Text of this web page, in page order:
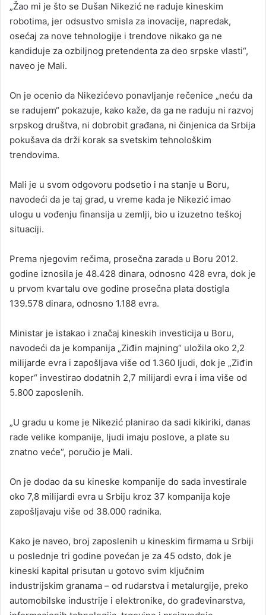
„Žao mi je što se Dušan Nikezić ne raduje kineskim
robotima, jer odsustvo smisla za inovacije, napredak,
osećaj za nove tehnologije i trendove nikako ga ne
kandiduje za ozbiljnog pretendenta za deo srpske vlasti“,
naveo je Mali.
On je ocenio da Nikezićevo ponavljanje rečenice „neću da
se radujem“ pokazuje, kako kaže, da ga ne raduju ni razvoj
srpskog društva, ni dobrobit građana, ni činjenica da Srbija
pokušava da drži korak sa svetskim tehnološkim
trendovima.
Mali je u svom odgovoru podsetio i na stanje u Boru,
navodeći da je taj grad, u vreme kada je Nikezić imao
ulogu u vođenju finansija u zemlji, bio u izuzetno teškoj
situaciji.
Prema njegovim rečima, prosečna zarada u Boru 2012.
godine iznosila je 48.428 dinara, odnosno 428 evra, dok je
u prvom kvartalu ove godine prosečna plata dostigla
139.578 dinara, odnosno 1.188 evra.
Ministar je istakao i značaj kineskih investicija u Boru,
navodeći da je kompanija „Ziđin majning“ uložila oko 2,2
milijarde evra i zapošljava više od 1.360 ljudi, dok je „Ziđin
koper“ investirao dodatnih 2,7 milijardi evra i ima više od
5.800 zaposlenih.
„U gradu u kome je Nikezić planirao da sadi kikiriki, danas
rade velike kompanije, ljudi imaju poslove, a plate su
znatno veće“, poručio je Mali.
On je dodao da su kineske kompanije do sada investirale
oko 7,8 milijardi evra u Srbiju kroz 37 kompanija koje
zapošljavaju više od 38.000 radnika.
Kako je naveo, broj zaposlenih u kineskim firmama u Srbiji
u poslednje tri godine povećan je za 45 odsto, dok je
kineski kapital prisutan u gotovo svim ključnim
industrijskim granama – od rudarstva i metalurgije, preko
automobilske industrije i elektronike, do građevinarstva,